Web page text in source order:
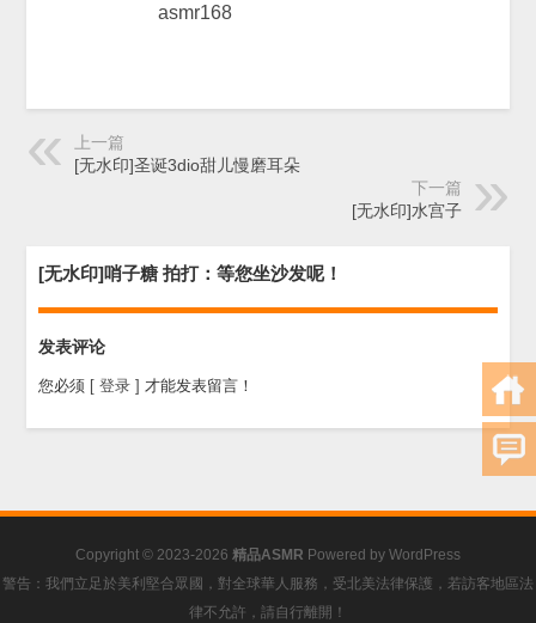
asmr168
上一篇
[无水印]圣诞3dio甜儿慢磨耳朵
下一篇
[无水印]水宫子
[无水印]哨子糖 拍打：等您坐沙发呢！
发表评论
您必须 [ 登录 ] 才能发表留言！
Copyright © 2023-2026 精品ASMR Powered by WordPress
警告：我們立足於美利堅合眾國，對全球華人服務，受北美法律保護，若訪客地區法
律不允許，請自行離開！